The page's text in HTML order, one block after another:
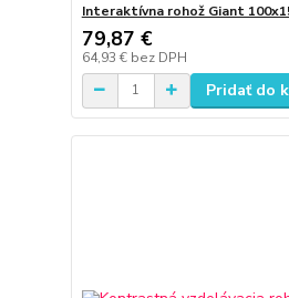
Interaktívna rohož Giant
79,87 €
64,93 € bez DPH
Pridať do